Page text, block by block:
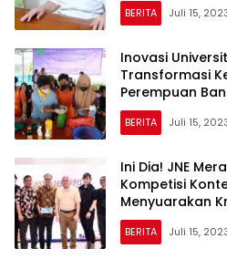
BERITA Juli 15,
Inovasi
Transformasi
Perempuan
Menggunakan
Kesmas
BERITA Juli 15,
Ini Dia! JNE
Kompetisi
Menyuarakan
Indonesia
BERITA Juli 15,